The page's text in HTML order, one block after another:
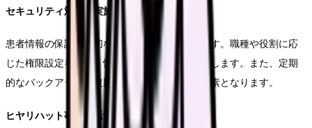
セキュリティ対策の実施
患者情報の保護と適切なアクセス管理が必要です。職種や役割に応
じた権限設定を行い、情報セキュリティを確保します。また、定期
的なバックアップと復旧手順の確認も重要な要素となります。
ヒヤリハット事例の活用